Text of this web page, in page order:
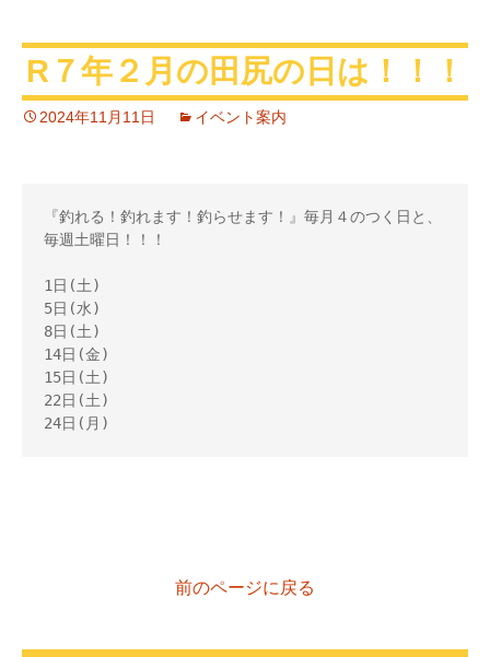
R７年２月の田尻の日は！！！
2024年11月11日 イベント案内
『釣れる！釣れます！釣らせます！』毎月４のつく日と、
毎週土曜日！！！
1日(土)
5日(水)
8日(土)
14日(金)
15日(土)
22日(土)
24日(月)
前のページに戻る